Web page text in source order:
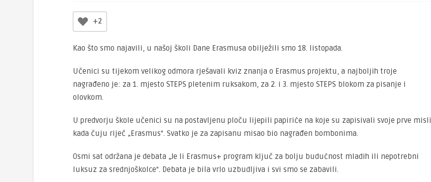
+2
Kao što smo najavili, u našoj školi Dane Erasmusa obilježili smo 18. listopada.
Učenici su tijekom velikog odmora rješavali kviz znanja o Erasmus projektu, a najboljih troje
nagrađeno je: za 1. mjesto STEPS pletenim ruksakom, za 2. i 3. mjesto STEPS blokom za pisanje i
olovkom.
U predvorju škole učenici su na postavljenu ploču lijepili papiriće na koje su zapisivali svoje prve misli
kada čuju riječ „Erasmus“. Svatko je za zapisanu misao bio nagrađen bombonima.
Osmi sat održana je debata „Je li Erasmus+ program ključ za bolju budućnost mladih ili nepotrebni
luksuz za srednjoškolce“. Debata je bila vrlo uzbudljiva i svi smo se zabavili.